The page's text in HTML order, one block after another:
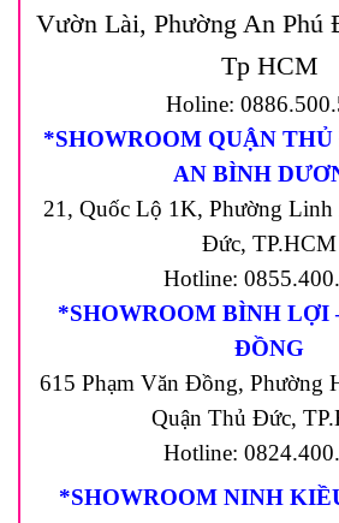
Vườn Lài, Phường An Phú
Tp HCM
Holine:
*SHOWROOM QUẬN
AN BÌNH
21, Quốc Lộ 1K, Phường Linh
Đức, TP.HCM
Hotline:
*SHOWROOM BÌNH LỢI
ĐỒNG
615 Phạm Văn Đồng, Phường
Quận Thủ Đức,
Hotline:
*SHOWROOM NINH